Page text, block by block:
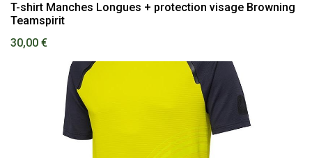
T-shirt Manches Longues + protection visage Browning
Teamspirit
30,00 €